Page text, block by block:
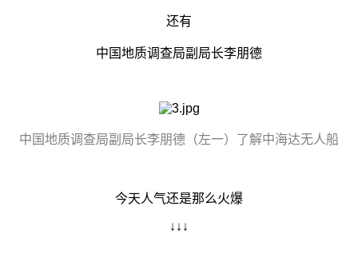
还有
中国地质调查局副局长李朋德
中国地质调查局副局长李朋德（左一）了解中海达无人船
今天人气还是那么火爆
↓↓↓